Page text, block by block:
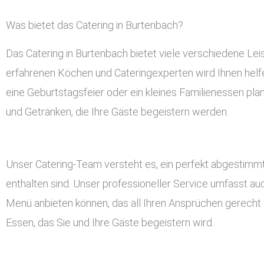
Was bietet das Catering in Burtenbach?
Das Catering in Burtenbach bietet viele verschiedene
erfahrenen Köchen und Cateringexperten wird Ihnen
eine Geburtstagsfeier oder ein kleines Familienessen
und Getränken, die Ihre Gäste begeistern werden.
Unser Catering-Team versteht es, ein perfekt
enthalten sind. Unser professioneller Service umfasst
Menü anbieten können, das all Ihren Ansprüchen
Essen, das Sie und Ihre Gäste begeistern wird.